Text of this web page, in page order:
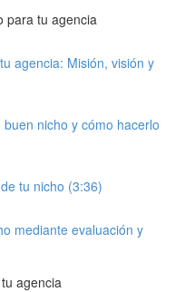
para tu agencia
agencia: Misión, visión y
nicho y cómo hacerlo
tu nicho (3:36)
mediante evaluación y
agencia